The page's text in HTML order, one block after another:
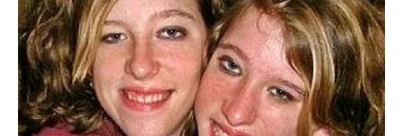
Sudbina vam vraća veru u bolje
dane
Posle svega što ćete proći, više ništa neće biti isto. Ali